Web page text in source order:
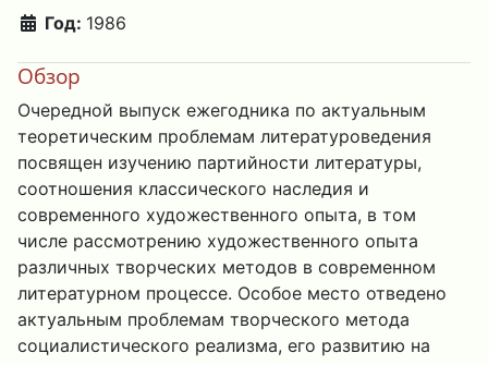
Год: 1986
Обзор
Очередной выпуск ежегодника по актуальным
теоретическим проблемам литературоведения
посвящен изучению партийности литературы,
соотношения классического наследия и
современного художественного опыта, в том
числе рассмотрению художественного опыта
различных творческих методов в современном
литературном процессе. Особое место отведено
актуальным проблемам творческого метода
социалистического реализма, его развитию на